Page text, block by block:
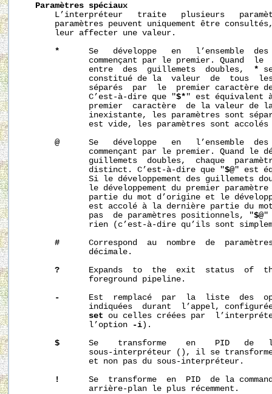
Paramètres spéciaux
L’interpréteur   traite   plusieurs
paramètres peuvent uniquement être
       leur affecter une valeur.
*
Se   développe   en   l’ensemble
commençant par le premier. Quand  le
              entre  des  guillemets  doubles,
*
constitué de la  valeur  de  tous
séparés  par  le  premier caractère
              C’est-à-dire que "
$* " est équivalent
premier  caractère  de la valeur de
inexistante, les paramètres sont
est vide, les paramètres sont accolés
@
Se   développe   en   l’ensemble
commençant par le premier. Quand le
guillemets  doubles,  chaque
              distinct. C’est-à-dire que "
$@" est
Si le développement des guillemets
le développement du premier
partie du mot d’origine et le
est accolé à la dernière partie du
              pas  de paramètres positionnels, "
$@"
rien (c’est-à-dire qu’ils sont
#
Correspond  au  nombre  de
              décimale.
?
Expands  to  the  exit  status  of
              foreground pipeline.
-
Est  remplacé  par  la  liste  des
indiquées  durant  l’appel,
set ou celles créées par
              l’option
-i).
$
Se    transforme    en    PID   de
sous-interpréteur (), il se
              et non pas du sous-interpréteur.
!
Se  transforme  en  PID  de la
              arrière-plan le plus récemment.